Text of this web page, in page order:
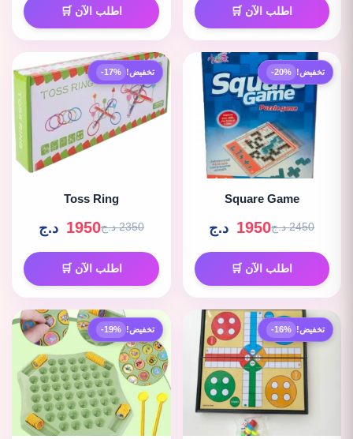
اطلب الآن 🛒 اطلب الآن 🛒
تخفيض! -20%
Square Game
2450 د.ج 1950 د.ج
اطلب الآن 🛒
تخفيض! -17%
Toss Ring
2350 د.ج 1950 د.ج
اطلب الآن 🛒
تخفيض! -16% تخفيض! -19%